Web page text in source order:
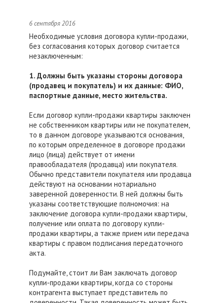
6 сентября 2016
Необходимые условия договора купли-продажи,
без согласования которых договор считается
незаключенным:
1. Должны быть указаны стороны договора
(продавец и покупатель) и их данные: ФИО,
паспортные данные, место жительства.
Если договор купли-продажи квартиры заключен
не собственником квартиры или не покупателем,
то в данном договоре указываются основания,
по которым определенное в договоре продажи
лицо (лица) действует от имени
правообладателя (продавца) или покупателя.
Обычно представители покупателя или продавца
действуют на основании нотариально
заверенной доверенности. В ней должны быть
указаны соответствующие полномочия: на
заключение договора купли-продажи квартиры,
получение или оплата по договору купли-
продажи квартиры, а также прием или передача
квартиры с правом подписания передаточного
акта.
Подумайте, стоит ли Вам заключать договор
купли-продажи квартиры, когда со стороны
контрагента выступает представитель по